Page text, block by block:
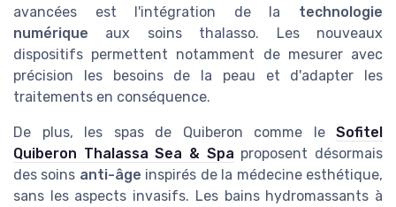
avancées est l'intégration de la technologie
numérique aux soins thalasso. Les nouveaux
dispositifs permettent notamment de mesurer avec
précision les besoins de la peau et d'adapter les
traitements en conséquence.
De plus, les spas de Quiberon comme le Sofitel
Quiberon Thalassa Sea & Spa proposent désormais
des soins anti-âge inspirés de la médecine esthétique,
sans les aspects invasifs. Les bains hydromassants à